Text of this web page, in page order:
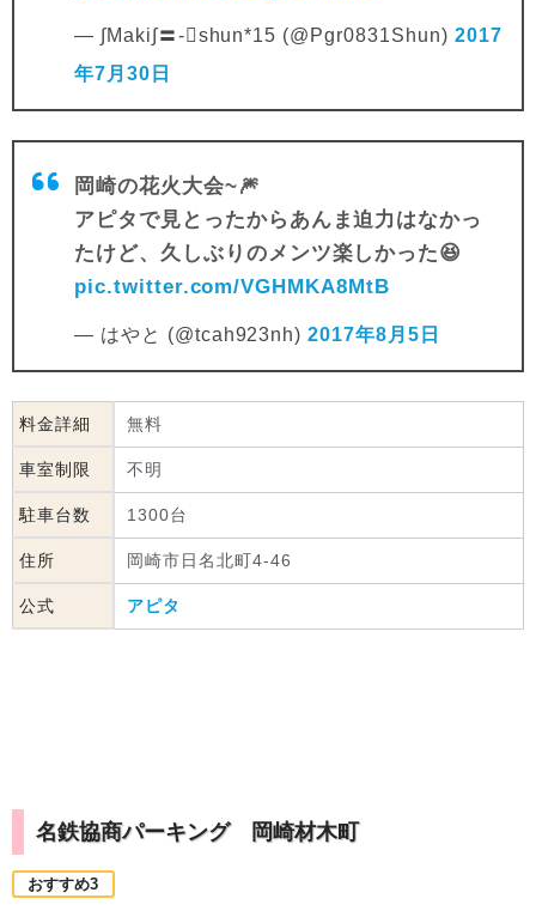
— ∫Maki∫〓-shun*15 (@Pgr0831Shun) 2017
年7月30日
岡崎の花火大会~🎆
アピタで見とったからあんま迫力はなかっ
たけど、久しぶりのメンツ楽しかった😆
pic.twitter.com/VGHMKA8MtB
— はやと (@tcah923nh)2017年8月5日
料金詳細 無料
車室制限 不明
駐車台数 1300台
住所 岡崎市日名北町4-46
公式 アピタ
名鉄協商パーキング 岡崎材木町
おすすめ3